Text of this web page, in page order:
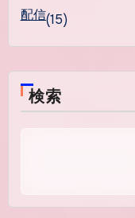
配信(15)
検索